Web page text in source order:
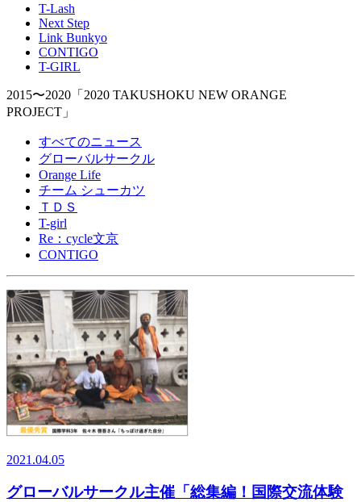
T-Lash
Next Step
Link Bunkyo
CONTIGO
T-GIRL
2015〜2020 「2020 TAKUSHOKU NEW ORANGE
PROJECT」
すべてのニュース
グローバルサークル
Orange Life
チーム シューカツ
ＴＤＳ
T-girl
Re：cycle文京
CONTIGO
2021.04.05
グローバルサークル主催「総集編！国際交流体験